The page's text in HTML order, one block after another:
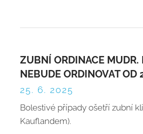
ZUBNÍ ORDINACE MUDR.
NEBUDE ORDINOVAT OD
25. 6. 2025
Bolestivé případy ošetří zubní
Kauflandem).